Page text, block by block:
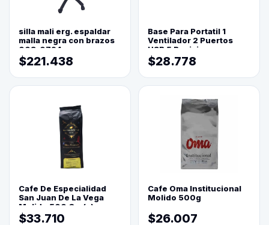
silla mali erg. espaldar
malla negra con brazos
003-0794
$221.438
Base Para Portatil 1
Ventilador 2 Puertos
USB 5 Posiciones
$28.778
Cafe De Especialidad
San Juan De La Vega
Molido 500 Grs(=)
$33.710
Cafe Oma Institucional
Molido 500g
$26.007